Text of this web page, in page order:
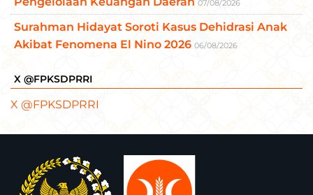
07/08/2026
Surahman Hidayat Soroti Kasus Dehidrasi Anak
Akibat Fenomena El Nino 2026 06/08/2026
X @FPKSDPRRI
X @FPKSDPRRI